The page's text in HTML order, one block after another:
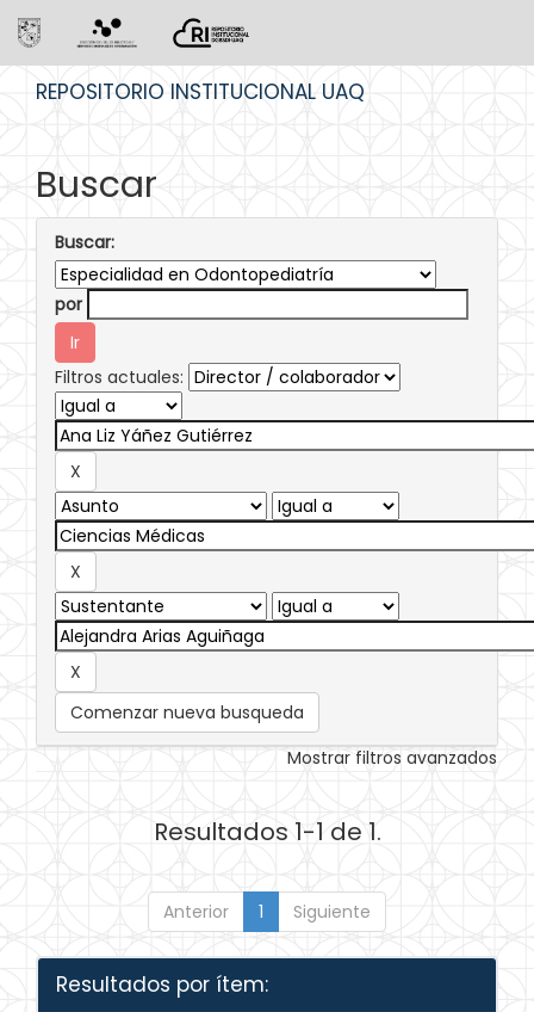
REPOSITORIO INSTITUCIONAL UAQ
Buscar
Buscar:
por
Filtros actuales:
Comenzar nueva busqueda
Mostrar filtros avanzados
Resultados 1-1 de 1.
Anterior 1 Siguiente
Resultados por ítem: